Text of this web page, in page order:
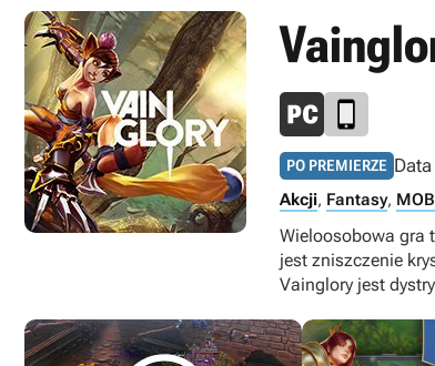
PO PREMIERZE
Akcji, Fantasy,
Wieloosobowa gra
jest zniszczenie
Vainglory jest